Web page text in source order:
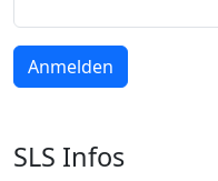
SLS Infos